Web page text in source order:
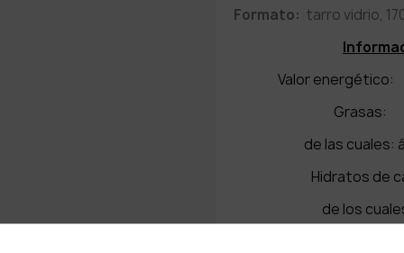
Formato: tarro vidrio,
Valor
de las
de los